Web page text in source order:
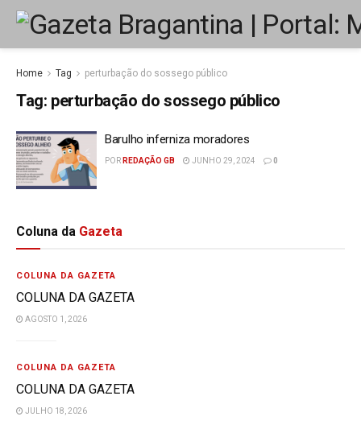
Home Tag perturbação do sossego público
Tag: perturbação do sossego público
Barulho inferniza moradores
POR REDAÇÃO GB JUNHO 29, 2024 0
Coluna da Gazeta
COLUNA DA GAZETA
COLUNA DA GAZETA
AGOSTO 1, 2026
COLUNA DA GAZETA
COLUNA DA GAZETA
JULHO 18, 2026